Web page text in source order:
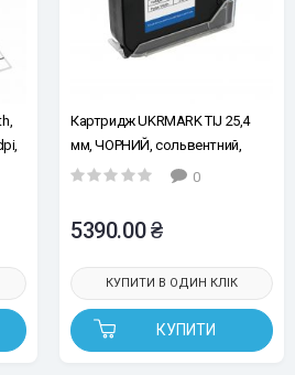
Картридж UKRMARK TIJ 25,4
мм, ЧОРНИЙ, сольвентний,
підвищена адгезія, 0
5390.00 ₴
КУПИТИ
КУПИТИ В ОДИН КЛІК